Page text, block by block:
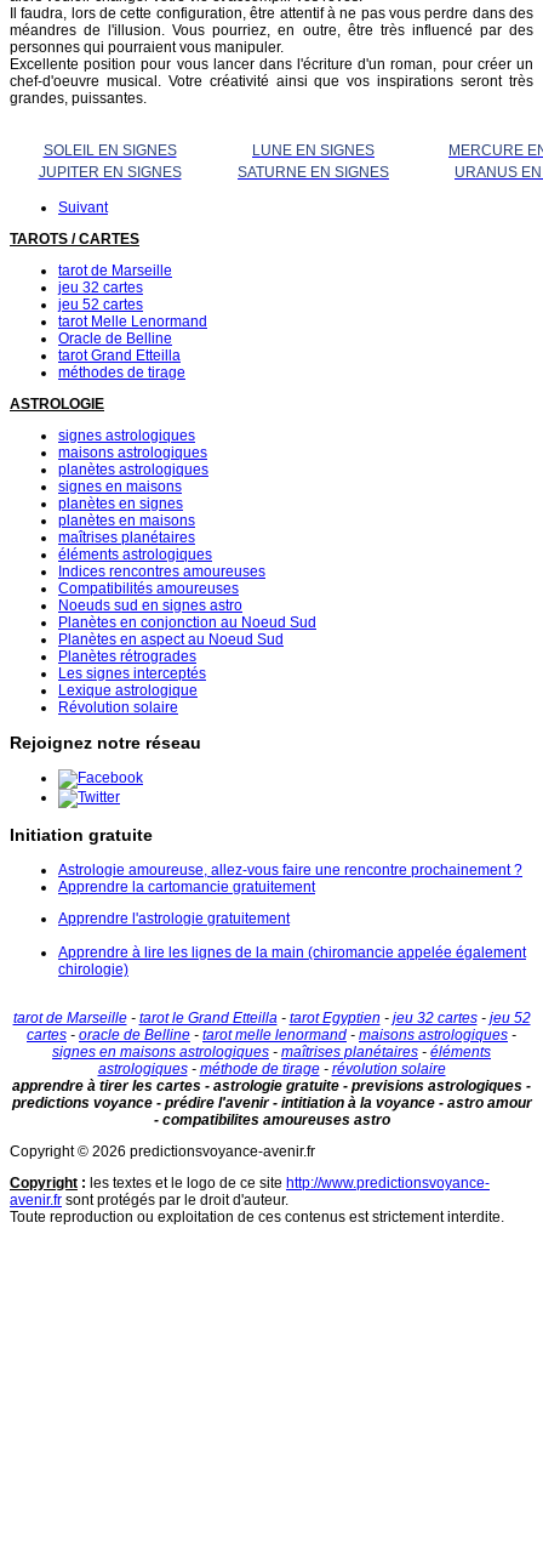
Il faudra, lors de cette configuration, être attentif à ne pas vous perdre dans des
méandres de l'illusion. Vous pourriez, en outre, être très influencé par des
personnes qui pourraient vous manipuler.
Excellente position pour vous lancer dans l'écriture d'un roman, pour créer un
chef-d'oeuvre musical. Votre créativité ainsi que vos inspirations seront très
grandes, puissantes.
SOLEIL EN SIGNES LUNE EN SIGNES
MERCURE
JUPITER EN SIGNES
SATURNE EN SIGNES URANUS
Suivant
TAROTS / CARTES
tarot de Marseille
jeu 32 cartes
jeu 52 cartes
tarot Melle Lenormand
Oracle de Belline
tarot Grand Etteilla
méthodes de tirage
ASTROLOGIE
signes astrologiques
maisons astrologiques
planètes astrologiques
signes en maisons
planètes en signes
planètes en maisons
maîtrises planétaires
éléments astrologiques
Indices rencontres amoureuses
Compatibilités amoureuses
Noeuds sud en signes astro
Planètes en conjonction au Noeud Sud
Planètes en aspect au Noeud Sud
Planètes rétrogrades
Les signes interceptés
Lexique astrologique
Révolution solaire
Rejoignez notre réseau
Initiation gratuite
Astrologie amoureuse, allez-vous faire une rencontre prochainement ?
Apprendre la cartomancie gratuitement
Apprendre l'astrologie gratuitement
Apprendre à lire les lignes de la main (chiromancie appelée également
chirologie)
tarot de Marseille- tarot le Grand Etteilla- tarot Egyptien - jeu 32 cartes- jeu 52
cartes - oracle de Belline - tarot melle lenormand - maisons astrologiques -
signes en maisons astrologiques - maîtrises planétaires - éléments
astrologiques- méthode de tirage- révolution solaire
apprendre à tirer les cartes - astrologie gratuite - previsions astrologiques -
predictions voyance - prédire l'avenir - intitiation à la voyance - astro amour
- compatibilites amoureuses astro
Copyright © 2026 predictionsvoyance-avenir.fr
Copyright : les textes et le logo de ce site http://www.predictionsvoyance-
avenir.fr sont protégés par le droit d'auteur.
Toute reproduction ou exploitation de ces contenus est strictement interdite.